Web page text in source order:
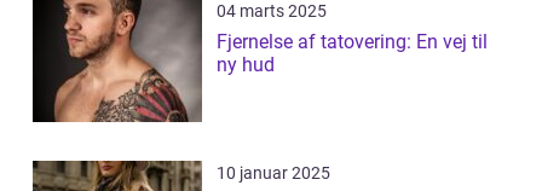
04 marts 2025
Fjernelse af tatovering: En vej til
ny hud
10 januar 2025